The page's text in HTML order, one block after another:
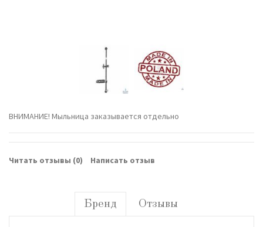
ВНИМАНИЕ! Мыльница заказывается отдельно
Читать отзывы (0) Написать отзыв
Бренд Отзывы